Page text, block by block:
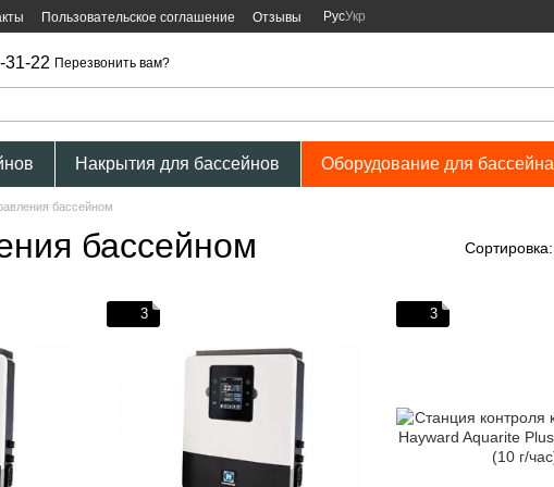
Пользовательское соглашение Отзывы РусУкр
31-22 Перезвонить вам?
Накрытия для бассейнов Оборудование для бассейна
бассейном
бассейном Сортировка:
3 3